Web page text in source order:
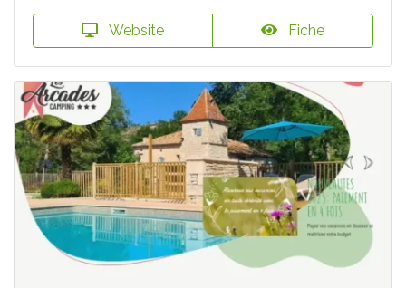
Website Fiche